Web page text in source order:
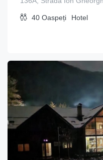
40 Oaspeți Hotel